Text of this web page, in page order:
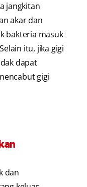
jangkitan
akar dan
bakteria masuk
itu, jika gigi
dapat
gigi
dan